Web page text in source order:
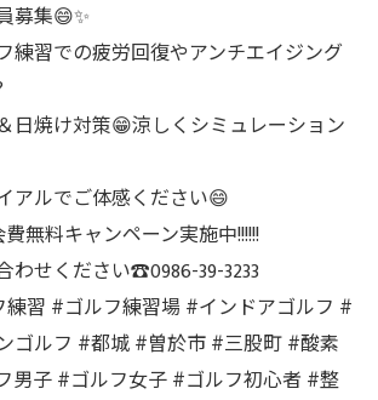
募集😄✨️
練習での疲労回復やアンチエイジング
日焼け対策😁涼しくシミュレーション
アルでご体感ください😄
無料キャンペーン実施中!!!!!!
わせください☎️0986-39-3233
習 #ゴルフ練習場 #インドアゴルフ #
ゴルフ #都城 #曽於市 #三股町 #酸素
男子 #ゴルフ女子 #ゴルフ初心者 #整